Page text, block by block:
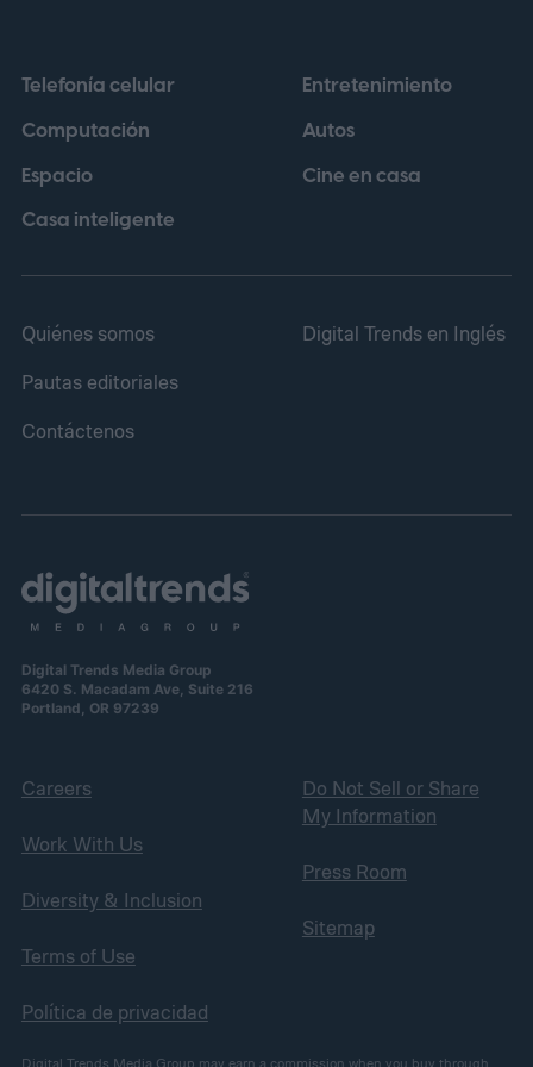
Telefonía celular
Computación
Espacio
Casa inteligente
Entretenimiento
Autos
Cine en casa
Quiénes somos
Pautas editoriales
Contáctenos
Digital Trends en Inglés
Digital Trends Media Group
6420 S. Macadam Ave, Suite 216
Portland, OR 97239
Careers
Work With Us
Diversity & Inclusion
Terms of Use
Política de privacidad
Do Not Sell or Share
My Information
Press Room
Sitemap
Digital Trends Media Group may earn a commission when you buy through